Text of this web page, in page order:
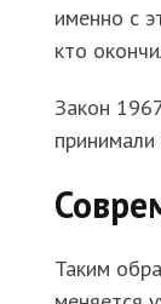
именно с
кто
Закон
принимали
Таким